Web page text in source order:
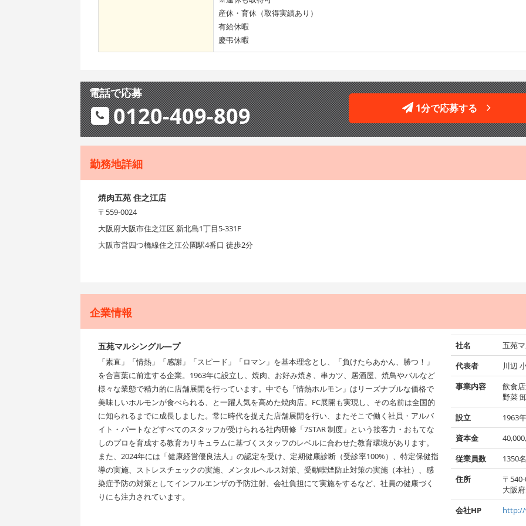
産休・育休（取得実績あり）
有給休暇
慶弔休暇
電話で応募
0120-409-809 1分で応募する
勤務地詳細
焼肉五苑 住之江店
〒559-0024
大阪府大阪市住之江区 新北島1丁目5-331F
大阪市営四つ橋線住之江公園駅4番口 徒歩2分
企業情報
五苑マルシングル―プ
「素直」「情熱」「感謝」「スピード」「ロマン」を基本理念とし、「負けたらあかん、勝つ！」
を合言葉に前進する企業。1963年に設立し、焼肉、お好み焼き、串カツ、居酒屋、焼鳥やバルなど
様々な業態で精力的に店舗展開を行っています。中でも「情熱ホルモン」はリーズナブルな価格で
美味しいホルモンが食べられる、と一躍人気を高めた焼肉店。FC展開も実現し、その名前は全国的
に知られるまでに成長しました。常に時代を捉えた店舗展開を行い、またそこで働く社員・アルバ
イト・パートなどすべてのスタッフが受けられる社内研修「7STAR 制度」という接客力・おもてな
しのプロを育成する教育カリキュラムに基づくスタッフのレベルに合わせた教育環境があります。
また、2024年には「健康経営優良法人」の認定を受け、定期健康診断（受診率100%）、特定保健指
導の実施、ストレスチェックの実施、メンタルヘルス対策、受動喫煙防止対策の実施（本社）、感
染症予防の対策としてインフルエンザの予防注射、会社負担にて実施をするなど、社員の健康づく
りにも注力されています。
社名
五苑
代表者
川辺
事業内容
飲食
野菜
設立
1963年
資本金
従業員数
1350名
住所
〒
大阪
会社HP
http://